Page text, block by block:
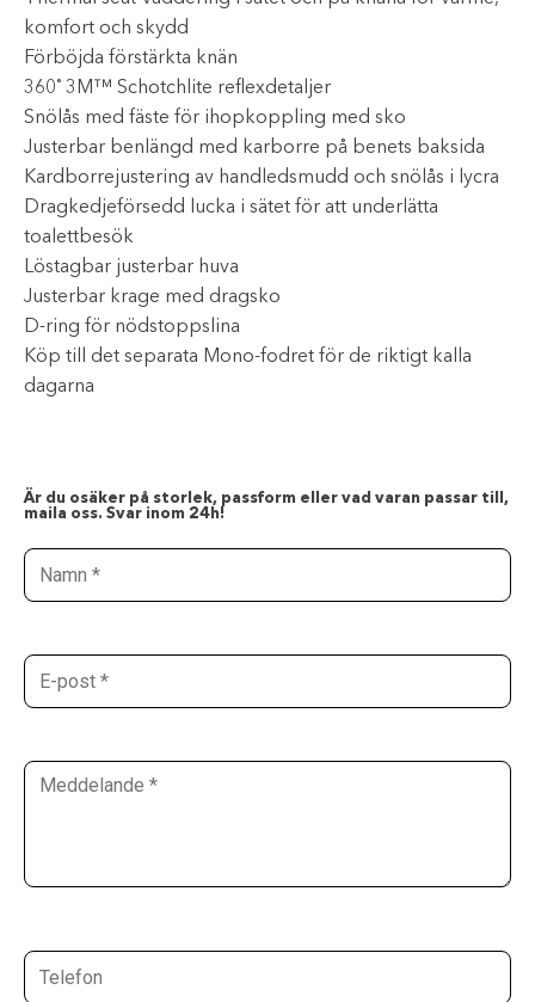
komfort och skydd
Förböjda förstärkta knän
360˚ 3M™ Schotchlite reflexdetaljer
Snölås med fäste för ihopkoppling med sko
Justerbar benlängd med karborre på benets baksida
Kardborrejustering av handledsmudd och snölås i lycra
Dragkedjeförsedd lucka i sätet för att underlätta
toalettbesök
Löstagbar justerbar huva
Justerbar krage med dragsko
D-ring för nödstoppslina
Köp till det separata Mono-fodret för de riktigt kalla
dagarna
Är du osäker på storlek, passform eller vad varan passar till,
maila oss. Svar inom 24h!